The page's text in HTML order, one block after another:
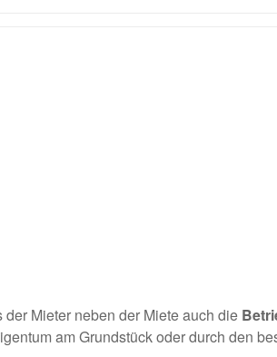
Mieter neben der Miete auch die
am Grundstück oder durch den